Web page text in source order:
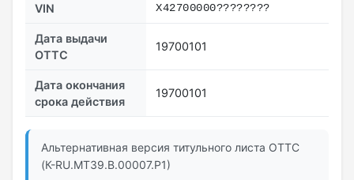
VIN Х42700000????????
Дата выдачи
ОТТС
19700101
Дата окончания
срока действия
19700101
Альтернативная версия титульного листа ОТТС
(К-RU.МТ39.В.00007.Р1)